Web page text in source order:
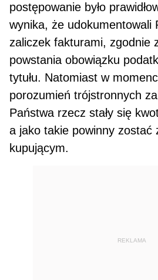
postępowanie było
wynika, że udoku­mentowali
zaliczek fakturami, zgodnie
powstania obowiązku
tytułu. Natomiast w
porozumień trójstronnych
Państwa rzecz stały się
a jako takie powinny zostać
kupującym.
REKLAMA